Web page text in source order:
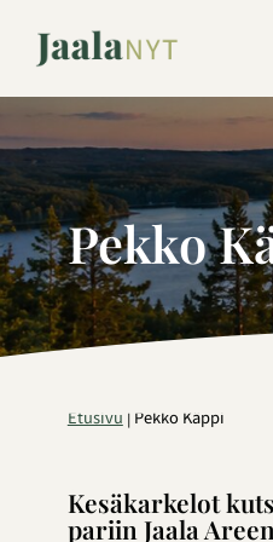
sisältöön
Pekko
Etusivu|Pekko Käppi
Kesäkarkelot
pariin Jaala